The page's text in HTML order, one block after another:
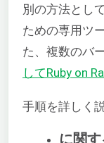
別の方法として
ための専用ツ
た、複数のバ
してRuby on
手順を詳しく
に関